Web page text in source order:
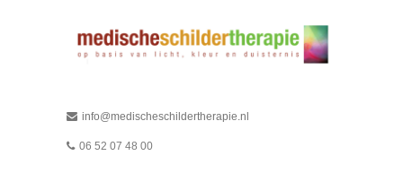
info@medischeschildertherapie.nl
06 52 07 48 00